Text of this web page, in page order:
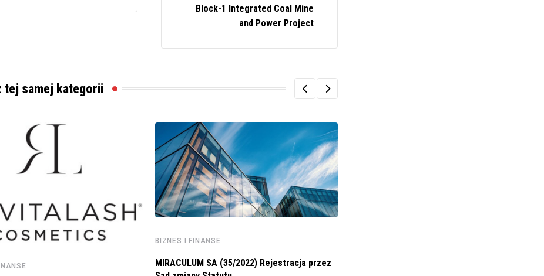
Block-1 Integrated Coal Mine
and Power Project
tej samej kategorii
BIZNES I FINANSE
MIRACULUM SA (35/2022) Rejestracja przez